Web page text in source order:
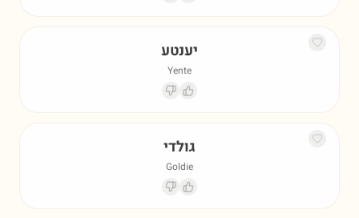
יענטע
Yente
גולדי
Goldie